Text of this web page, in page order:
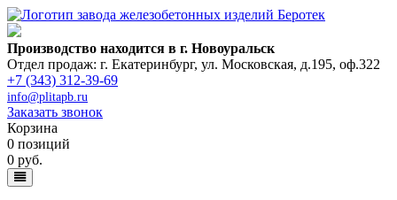
Производство находится в г. Новоуральск
Отдел продаж: г. Екатеринбург, ул. Московская, д.195, оф.322
+7 (343) 312-39-69
info@plitapb.ru
Заказать звонок
Корзина
0 позиций
0 руб.